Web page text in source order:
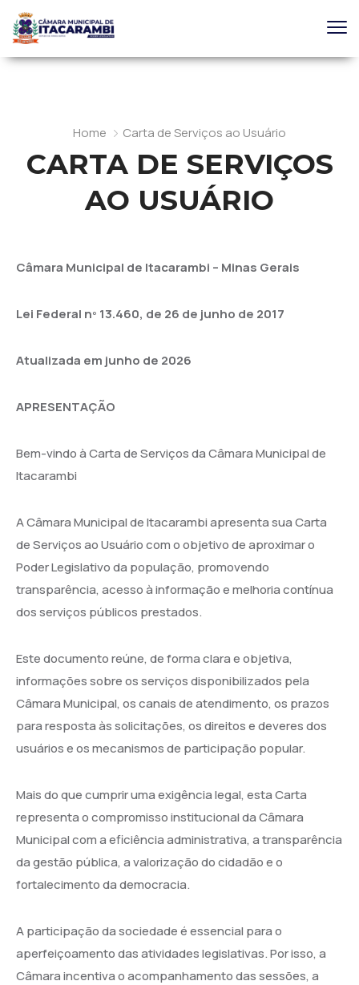
Home Carta de Serviços ao Usuário
CARTA DE SERVIÇOS
AO USUÁRIO
Câmara Municipal de Itacarambi – Minas Gerais
Lei Federal nº 13.460, de 26 de junho de 2017
Atualizada em junho de 2026
APRESENTAÇÃO
Bem-vindo à Carta de Serviços da Câmara Municipal de
Itacarambi
A Câmara Municipal de Itacarambi apresenta sua Carta
de Serviços ao Usuário com o objetivo de aproximar o
Poder Legislativo da população, promovendo
transparência, acesso à informação e melhoria contínua
dos serviços públicos prestados.
Este documento reúne, de forma clara e objetiva,
informações sobre os serviços disponibilizados pela
Câmara Municipal, os canais de atendimento, os prazos
para resposta às solicitações, os direitos e deveres dos
usuários e os mecanismos de participação popular.
Mais do que cumprir uma exigência legal, esta Carta
representa o compromisso institucional da Câmara
Municipal com a eficiência administrativa, a transparência
da gestão pública, a valorização do cidadão e o
fortalecimento da democracia.
A participação da sociedade é essencial para o
aperfeiçoamento das atividades legislativas. Por isso, a
Câmara incentiva o acompanhamento das sessões, a